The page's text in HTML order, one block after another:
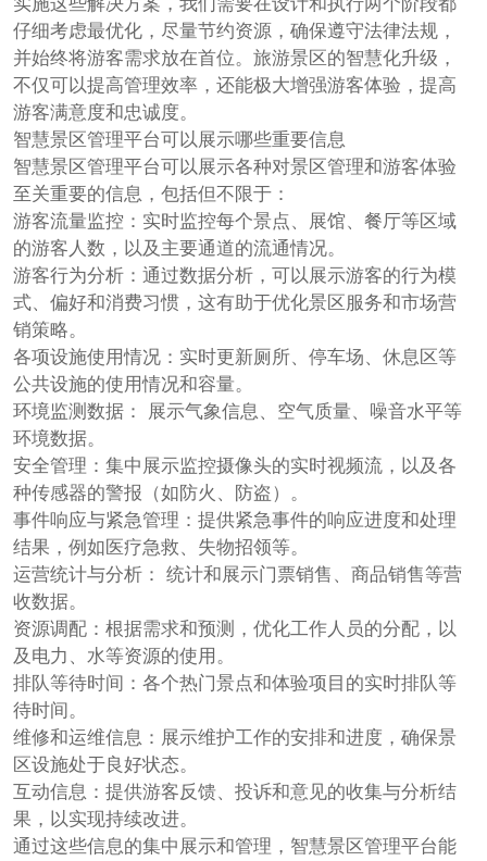
仔细考虑最优化，尽量节约资源，确保遵守法律法规，
并始终将游客需求放在首位。旅游景区的智慧化升级，
不仅可以提高管理效率，还能极大增强游客体验，提高
游客满意度和忠诚度。
智慧景区管理平台可以展示哪些重要信息
智慧景区管理平台可以展示各种对景区管理和游客体验
至关重要的信息，包括但不限于：
游客流量监控：实时监控每个景点、展馆、餐厅等区域
的游客人数，以及主要通道的流通情况。
游客行为分析：通过数据分析，可以展示游客的行为模
式、偏好和消费习惯，这有助于优化景区服务和市场营
销策略。
各项设施使用情况：实时更新厕所、停车场、休息区等
公共设施的使用情况和容量。
环境监测数据： 展示气象信息、空气质量、噪音水平等
环境数据。
安全管理：集中展示监控摄像头的实时视频流，以及各
种传感器的警报（如防火、防盗）。
事件响应与紧急管理：提供紧急事件的响应进度和处理
结果，例如医疗急救、失物招领等。
运营统计与分析： 统计和展示门票销售、商品销售等营
收数据。
资源调配：根据需求和预测，优化工作人员的分配，以
及电力、水等资源的使用。
排队等待时间：各个热门景点和体验项目的实时排队等
待时间。
维修和运维信息：展示维护工作的安排和进度，确保景
区设施处于良好状态。
互动信息：提供游客反馈、投诉和意见的收集与分析结
果，以实现持续改进。
通过这些信息的集中展示和管理，智慧景区管理平台能